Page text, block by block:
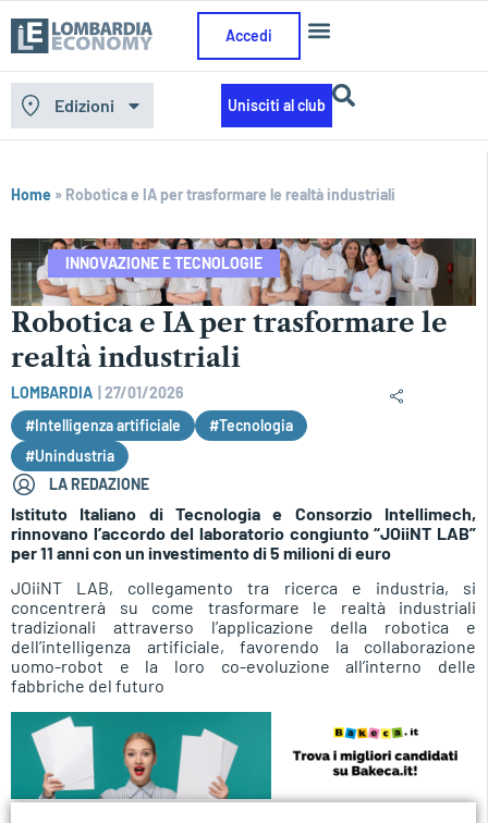
Accedi
Edizioni Unisciti al club
Home » Robotica e IA per trasformare le realtà industriali
INNOVAZIONE E TECNOLOGIE
Robotica e IA per trasformare le
realtà industriali
LOMBARDIA
27/01/2026
#Intelligenza artificiale
#Tecnologia
#Unindustria
LA REDAZIONE
Istituto Italiano di Tecnologia e Consorzio Intellimech,
rinnovano l’accordo del laboratorio congiunto “JOiiNT LAB”
per 11 anni con un investimento di 5 milioni di euro
JOiiNT LAB, collegamento tra ricerca e industria, si
concentrerà su come trasformare le realtà industriali
tradizionali attraverso l’applicazione della robotica e
dell’intelligenza artificiale, favorendo la collaborazione
uomo-robot e la loro co-evoluzione all’interno delle
fabbriche del futuro